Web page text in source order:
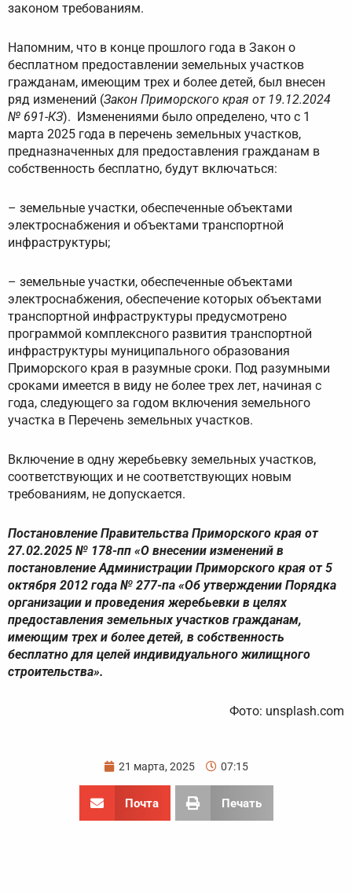
законом требованиям.
Напомним, что в конце прошлого года в Закон о
бесплатном предоставлении земельных участков
гражданам, имеющим трех и более детей, был внесен
ряд изменений (Закон Приморского края от 19.12.2024
№ 691-КЗ). Изменениями было определено, что с 1
марта 2025 года в перечень земельных участков,
предназначенных для предоставления гражданам в
собственность бесплатно, будут включаться:
– земельные участки, обеспеченные объектами
электроснабжения и объектами транспортной
инфраструктуры;
– земельные участки, обеспеченные объектами
электроснабжения, обеспечение которых объектами
транспортной инфраструктуры предусмотрено
программой комплексного развития транспортной
инфраструктуры муниципального образования
Приморского края в разумные сроки. Под разумными
сроками имеется в виду не более трех лет, начиная с
года, следующего за годом включения земельного
участка в Перечень земельных участков.
Включение в одну жеребьевку земельных участков,
соответствующих и не соответствующих новым
требованиям, не допускается.
Постановление Правительства Приморского края от
27.02.2025 № 178-пп «О внесении изменений в
постановление Администрации Приморского края от 5
октября 2012 года № 277-па «Об утверждении Порядка
организации и проведения жеребьевки в целях
предоставления земельных участков гражданам,
имеющим трех и более детей, в собственность
бесплатно для целей индивидуального жилищного
строительства».
Фото: unsplash.com
21 марта, 2025 07:15
Почта Печать